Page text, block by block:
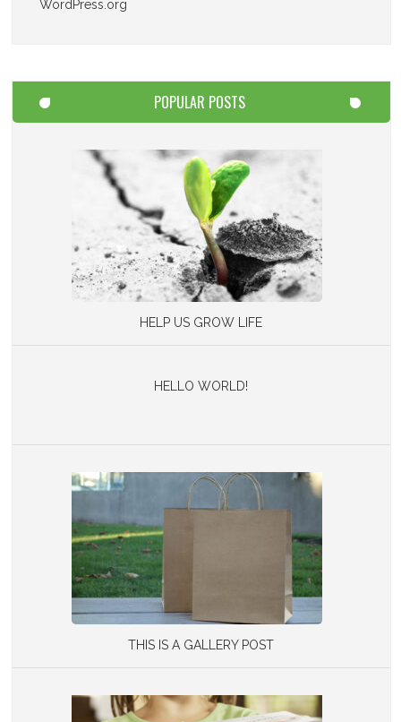
WordPress.org
POPULAR POSTS
HELP US GROW LIFE
HELLO WORLD!
THIS IS A GALLERY POST